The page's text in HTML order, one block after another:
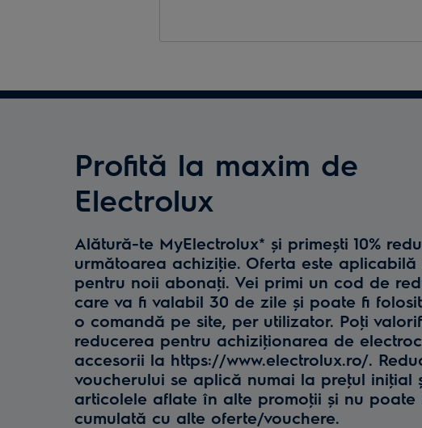
Profită la maxim de
Electrolux
Alătură-te MyElectrolux* și primești 10%
următoarea achiziţie. Oferta este aplicabilă
pentru noii abonaţi. Vei primi un cod de
care va fi valabil 30 de zile și poate fi
o comandă pe site, per utilizator. Poţi
reducerea pentru achiziţionarea de
accesorii la https://www.electrolux.ro/.
voucherului se aplică numai la preţul iniţial
articolele aflate în alte promoţii și nu poate
cumulată cu alte oferte/vouchere.